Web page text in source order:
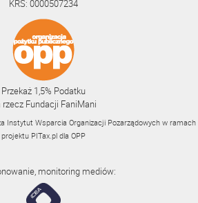
KRS: 0000507234
Przekaż 1,5% Podatku
rzecz Fundacji FaniMani
Instytut Wsparcia Organizacji Pozarządowych w ramach
projektu PITax.pl dla OPP
monitoring mediów: